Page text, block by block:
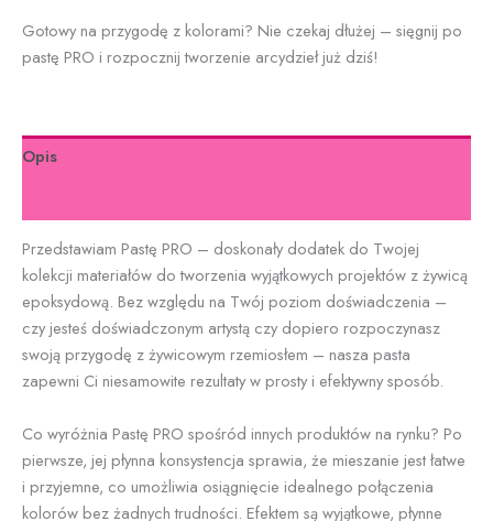
Gotowy na przygodę z kolorami? Nie czekaj dłużej – sięgnij po
pastę PRO i rozpocznij tworzenie arcydzieł już dziś!
Opis
Przedstawiam Pastę PRO – doskonały dodatek do Twojej
kolekcji materiałów do tworzenia wyjątkowych projektów z żywicą
epoksydową. Bez względu na Twój poziom doświadczenia –
czy jesteś doświadczonym artystą czy dopiero rozpoczynasz
swoją przygodę z żywicowym rzemiosłem – nasza pasta
zapewni Ci niesamowite rezultaty w prosty i efektywny sposób.
Co wyróżnia Pastę PRO spośród innych produktów na rynku? Po
pierwsze, jej płynna konsystencja sprawia, że mieszanie jest łatwe
i przyjemne, co umożliwia osiągnięcie idealnego połączenia
kolorów bez żadnych trudności. Efektem są wyjątkowe, płynne